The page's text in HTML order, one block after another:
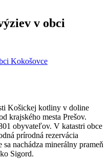
v obci
Košickej kotliny v doline
krajského mesta Prešov.
obyvateľov. V katastri obce
prírodná rezervácia
nachádza minerálny prameň
Sigord.